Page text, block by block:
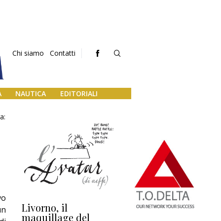
Chi siamo Contatti
NAUTICA EDITORIALI
Livorno, il
maquillage del
L’uscita di scena di